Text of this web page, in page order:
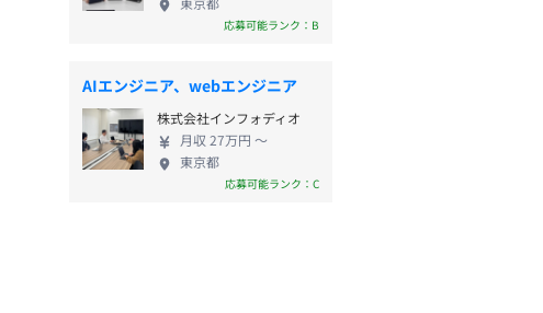
応募可能ランク：B
AIエンジニア、webエンジニア
株式会社インフォディオ
月収 27万円 〜
東京都
応募可能ランク：C